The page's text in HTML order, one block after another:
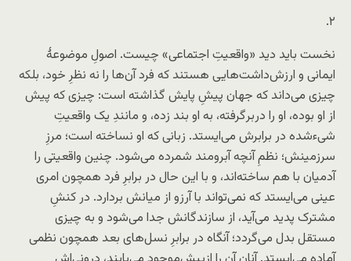
۲.
نخست باید دید «واقعیتِ اجتماعی» چیست. اصولِ موضوعهٔ
ایمانی و ارزش‌داشت‌هایی هستند که فرد آن‌ها را نه نظرِ خود، بلکه
چیزی می‌داند که جهان پیشِ پایش گذاشته است: چیزی که پیش
از او بوده، او را در‌بر‌گرفته، به او بند زده، و مانندِ یک واقعیتِ
شیء‌شده در برابرش می‌ایستد. زبانی که او نساخته است؛ مرزِ
سرزمینش؛ نظمِ آنچه آبرومند شمرده می‌شود. چنین واقعیتی را
آدمیان با هم ساخته‌اند، و با این حال در برابرِ فرد همچون امری
عینی می‌ایستد که نمی‌تواند با آرزو از میانش بردارد. در کنشِ
مشترک پدید می‌آید، از سازندگانش جدا می‌شود و به چیزی
مستقل بدل می‌گردد؛ آنگاه در برابرِ نسل‌های بعد همچون نظمی